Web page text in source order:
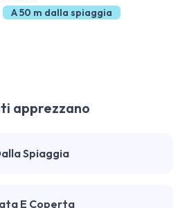
A 50 m dalla spiaggia
apprezzano
Spiaggia
E Coperta